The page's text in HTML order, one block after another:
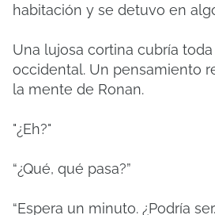
habitación y se detuvo en
Una lujosa cortina cubría
occidental. Un pensamiento
la mente de Ronan.
"¿Eh?"
“¿Qué, qué pasa?”
“Espera un minuto. ¿Podría